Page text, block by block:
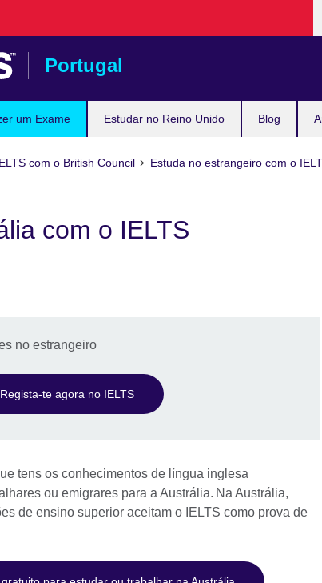
Portugal
um Exame Estudar no Reino Unido Blog
com o British Council Estuda no estrangeiro com o
com o IELTS
no estrangeiro
Regista-te agora no IELTS
tens os conhecimentos de língua inglesa
ou emigrares para a Austrália. Na Austrália,
de ensino superior aceitam o IELTS como prova de